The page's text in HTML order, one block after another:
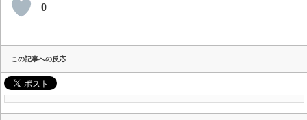
0
この記事への反応